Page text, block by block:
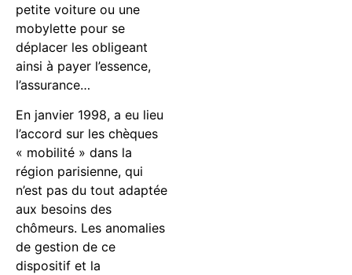
petite voiture ou une
mobylette pour se
déplacer les obligeant
ainsi à payer l’essence,
l’assurance…
En janvier 1998, a eu lieu
l’accord sur les chèques
« mobilité » dans la
région parisienne, qui
n’est pas du tout adaptée
aux besoins des
chômeurs. Les anomalies
de gestion de ce
dispositif et la